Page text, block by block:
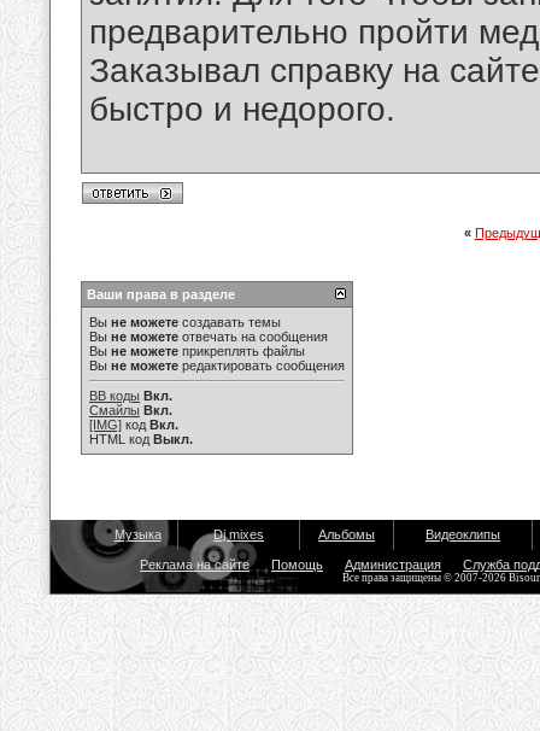
предварительно пройти
Заказывал справку на
быстро и недорого.
«
Ваши права в разделе
Вы не можете создавать темы
Вы не можете отвечать на сообщения
Вы не можете прикреплять файлы
Вы не можете редактировать сообщения
BB коды Вкл.
Смайлы Вкл.
[IMG] код Вкл.
HTML код Выкл.
Музыка Dj mixes Альбомы Видеоклипы
Реклама на сайте Помощь Администрация Служба
Все права защищены © 2007-2026